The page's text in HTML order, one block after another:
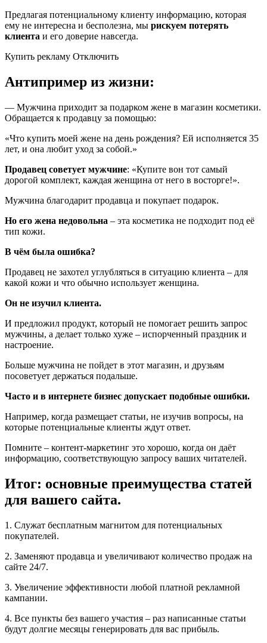
Предлагая потенциальному клиенту информацию, которая
ему не интересна и бесполезна, мы рискуем потерять
клиента и его доверие навсегда.
Купить рекламу Отключить
Антипример из жизни:
— Мужчина приходит за подарком жене в магазин косметики.
Обращается к продавцу за помощью:
«Что купить моей жене на день рождения? Ей исполняется 35
лет, и она любит уход за собой.»
Продавец советует мужчине: «Купите вон тот самый
дорогой комплект, каждая женщина от него в восторге!».
Мужчина благодарит продавца и покупает подарок.
Но его жена недовольна – эта косметика не подходит под её
тип кожи.
В чём была ошибка?
Продавец не захотел углубляться в ситуацию клиента – для
какой кожи и что обычно использует женщина.
Он не изучил клиента.
И предложил продукт, который не помогает решить запрос
мужчины, а делает только хуже – испорченный праздник и
настроение.
Больше мужчина не пойдет в этот магазин, и друзьям
посоветует держаться подальше.
Часто и в интернете бизнес допускает подобные ошибки.
Например, когда размещает статьи, не изучив вопросы, на
которые потенциальные клиенты ждут ответ.
Помните – контент-маркетинг это хорошо, когда он даёт
информацию, соответствующую запросу ваших читателей.
Итог: основные преимущества статей
для вашего сайта.
1. Служат бесплатным магнитом для потенциальных
покупателей.
2. Заменяют продавца и увеличивают количество продаж на
сайте 24/7.
3. Увеличение эффективности любой платной рекламной
кампании.
4. Все пункты без вашего участия – раз написанные статьи
будут долгие месяцы генерировать для вас прибыль.